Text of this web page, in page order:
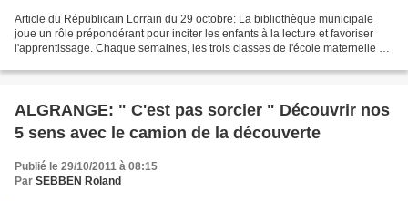
Article du Républicain Lorrain du 29 octobre: La bibliothèque municipale
joue un rôle prépondérant pour inciter les enfants à la lecture et favoriser
l'apprentissage. Chaque semaines, les trois classes de l'école maternelle La
ALGRANGE: " C'est pas sorcier " Découvrir nos
5 sens avec le camion de la découverte
Publié le 29/10/2011 à 08:15
Par SEBBEN Roland